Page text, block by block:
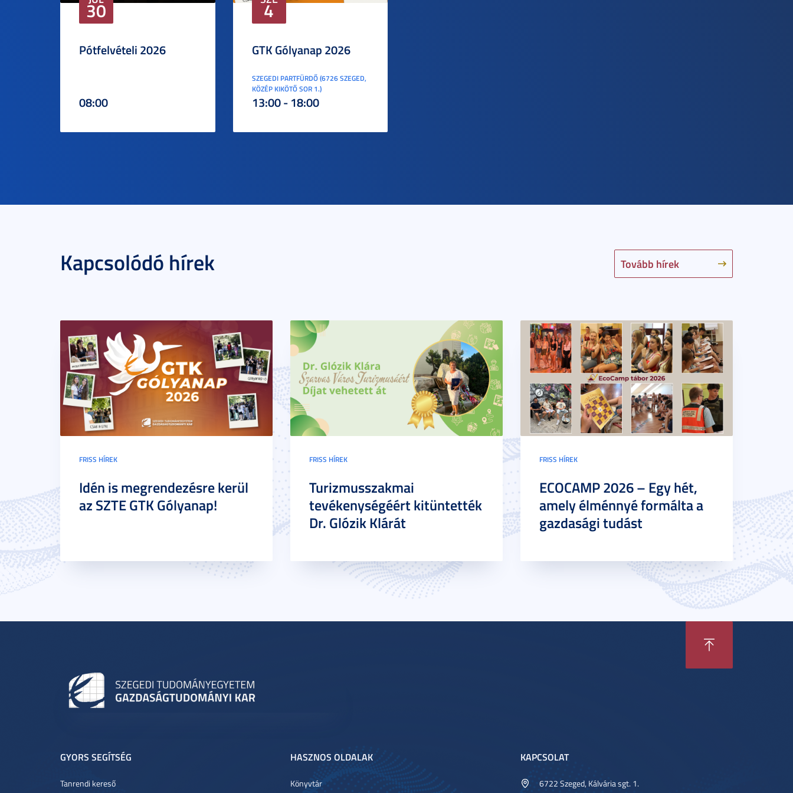
30
Pótfelvételi 2026
08:00
4
GTK Gólyanap 2026
SZEGEDI PARTFÜRDŐ (6726 SZEGED,
KÖZÉP KIKÖTŐ SOR 1.)
13:00 - 18:00
Kapcsolódó hírek Tovább hírek
FRISS HÍREK
Idén is megrendezésre kerül
az SZTE GTK Gólyanap!
FRISS HÍREK
Turizmusszakmai
tevékenységéért kitüntették
Dr. Glózik Klárát
FRISS HÍREK
ECOCAMP 2026 – Egy hét,
amely élménnyé formálta a
gazdasági tudást
GYORS SEGÍTSÉG
Tanrendi kereső
HASZNOS OLDALAK
Könyvtár
KAPCSOLAT
6722 Szeged, Kálvária sgt. 1.